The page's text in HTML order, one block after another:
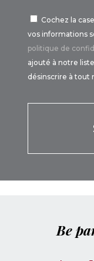
Cochez la
vos informations
politique de
ajouté à notre
désinscrire à tout
Be